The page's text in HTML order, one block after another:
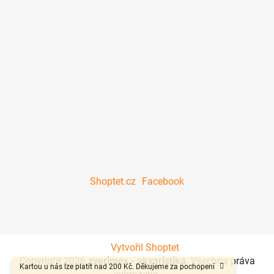
Kartou u nás lze platit nad 200 Kč. Děkujeme za pochopení
Shoptet.cz Facebook
Vytvořil Shoptet
Copyright 2026zverimex - akvaristika. Všechna práva